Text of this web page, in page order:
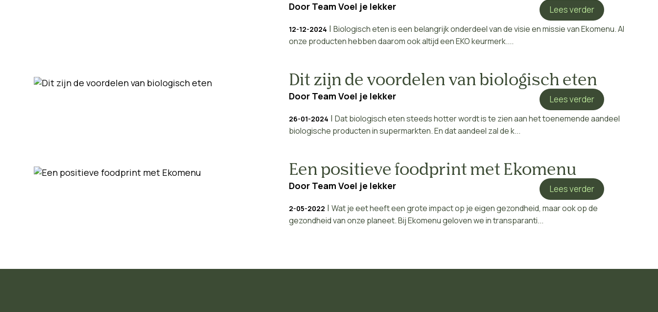
Door Team Voel je lekker
12-12-2024 | Biologisch eten is een belangrijk onderdeel van de visie en missie van Ekomenu. Al
onze producten hebben daarom ook altijd een EKO keurmerk....
Lees verder
Dit zijn de voordelen van biologisch eten
Door Team Voel je lekker
26-01-2024 | Dat biologisch eten steeds hotter wordt is te zien aan het toenemende aandeel
biologische producten in supermarkten. En dat aandeel zal de k...
Lees verder
Een positieve foodprint met Ekomenu
Door Team Voel je lekker
2-05-2022 | Wat je eet heeft een grote impact op je eigen gezondheid, maar ook op de
gezondheid van onze planeet. Bij Ekomenu geloven we in transparanti...
Lees verder